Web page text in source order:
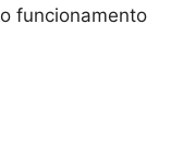
funcionamento